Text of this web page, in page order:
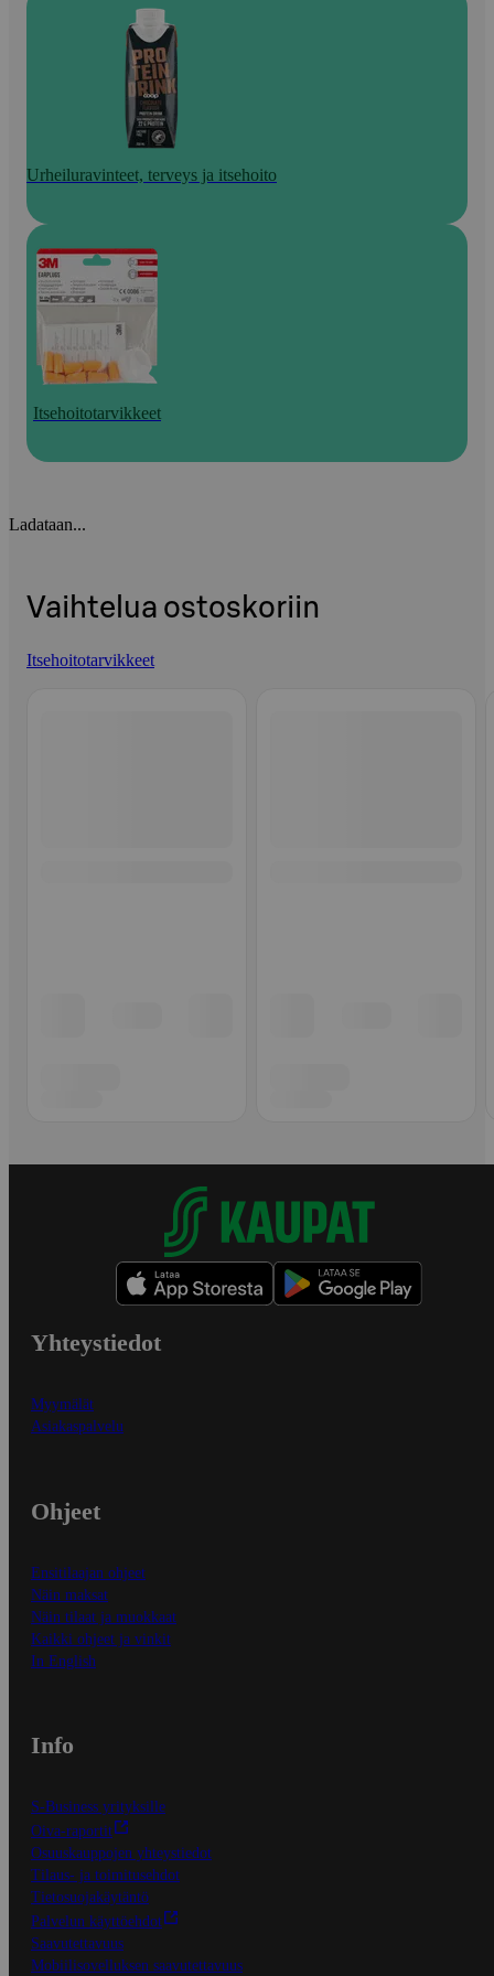
Urheiluravinteet, terveys ja itsehoito
Itsehoitotarvikkeet
Ladataan...
Vaihtelua ostoskoriin
Itsehoitotarvikkeet
Yhteystiedot
Myymälät
Asiakaspalvelu
Ohjeet
Ensitilaajan ohjeet
Näin maksat
Näin tilaat ja muokkaat
Kaikki ohjeet ja vinkit
In English
Info
S-Business yrityksille
Oiva-raportit
Osuuskauppojen yhteystiedot
Tilaus- ja toimitusehdot
Tietosuojakäytäntö
Palvelun käyttöehdot
Saavutettavuus
Mobiilisovelluksen saavutettavuus